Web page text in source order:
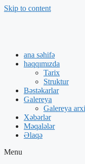
Skip to content
ana səhifə
haqqımızda
Tarix
Struktur
Bəstəkarlar
Galereya
Galereya
Xəbərlər
Məqalələr
Əlaqə
Menu